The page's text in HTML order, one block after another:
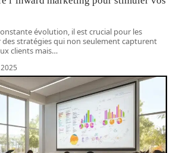
évolution, il est crucial pour les
stratégies qui non seulement capturent
clients mais…